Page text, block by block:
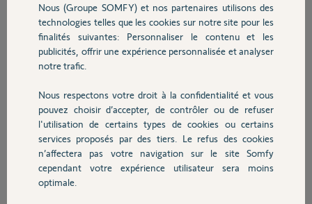
Sécurité
Domotique
Chauffage
Autres produits
Dois-je réinstaller tous les équipements?
Merci de votre aide
Merci,
il y a plus de 2 ans
Participer au fil de discussion
Réponses
Nous (Groupe SOMFY) et nos partenaires utilisons des
technologies telles que les cookies sur notre site pour les
finalités suivantes: Personnaliser le contenu et les
publicités, offrir une expérience personnalisée et analyser
notre trafic.
Nous respectons votre droit à la confidentialité et vous
pouvez choisir d’accepter, de contrôler ou de refuser
l'utilisation de certains types de cookies ou certains
services proposés par des tiers. Le refus des cookies
n’affectera pas votre navigation sur le site Somfy
cependant votre expérience utilisateur sera moins
optimale.